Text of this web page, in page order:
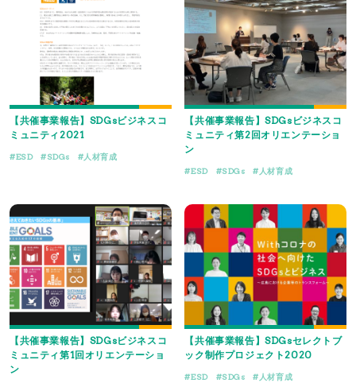
【共催事業報告】SDGsビジネスコ
ミュニティ2021
ESD SDGs 人材育成
【共催事業報告】SDGsビジネスコ
ミュニティ第2回オリエンテーショ
ン
ESD SDGs 人材育成
【共催事業報告】SDGsビジネスコ
ミュニティ第1回オリエンテーショ
ン
【共催事業報告】SDGsセレクトブ
ック制作プロジェクト2020
ESD SDGs 人材育成